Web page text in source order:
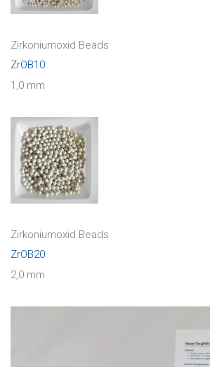
Zirkoniumoxid Beads
ZrOB10
1,0 mm
Zirkoniumoxid Beads
ZrOB20
2,0 mm